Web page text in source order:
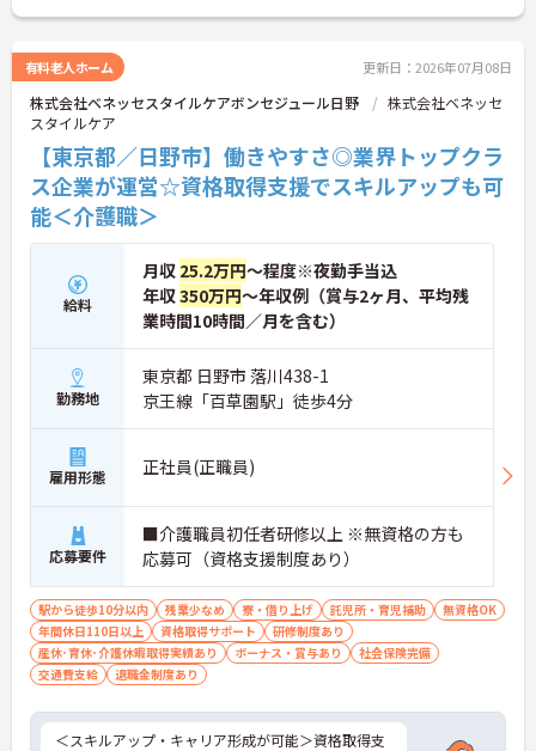
有料老人ホーム 更新日：2026年07月08日
株式会社ベネッセスタイルケアボンセジュール日野
株式会社ベネッセ
スタイルケア
【東京都／日野市】働きやすさ◎業界トップクラ
ス企業が運営☆資格取得支援でスキルアップも可
能＜介護職＞
給料
月収 25.2万円～程度※夜勤手当込
年収350万円～年収例（賞与2ヶ月、平均残
業時間10時間／月を含む）
勤務地
東京都 日野市 落川438-1
京王線「百草園駅」徒歩4分
雇用形態 正社員(正職員)
応募要件
■介護職員初任者研修以上 ※無資格の方も
応募可（資格支援制度あり）
駅から徒歩10分以内 残業少なめ 寮・借り上げ 託児所・育児補助
無資格OK
年間休日110日以上
資格取得サポート
研修制度あり
産休･育休･介護休暇取得実績あり
ボーナス・賞与あり
社会保険完備
交通費支給
退職金制度あり
＜スキルアップ・キャリア形成が可能＞資格取得支